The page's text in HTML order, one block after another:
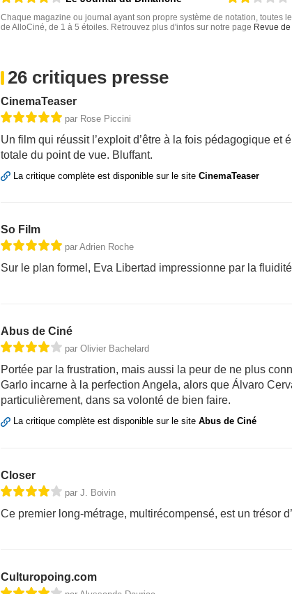
Chaque magazine ou journal ayant son propre système de notation, toutes
de AlloCiné, de 1 à 5 étoiles. Retrouvez plus d'infos sur notre page Revue
26 critiques presse
CinemaTeaser
par Rose Piccini
Un film qui réussit l’exploit d’être à la fois pédagogique et
totale du point de vue. Bluffant.
La critique complète est disponible sur le site CinemaTeaser
So Film
par Adrien Roche
Sur le plan formel, Eva Libertad impressionne par la
Abus de Ciné
par Olivier Bachelard
Portée par la frustration, mais aussi la peur de ne plus
Garlo incarne à la perfection Angela, alors que Álvaro
particulièrement, dans sa volonté de bien faire.
La critique complète est disponible sur le site Abus de Ciné
Closer
par J. Boivin
Ce premier long-métrage, multirécompensé, est un trésor
Culturopoing.com